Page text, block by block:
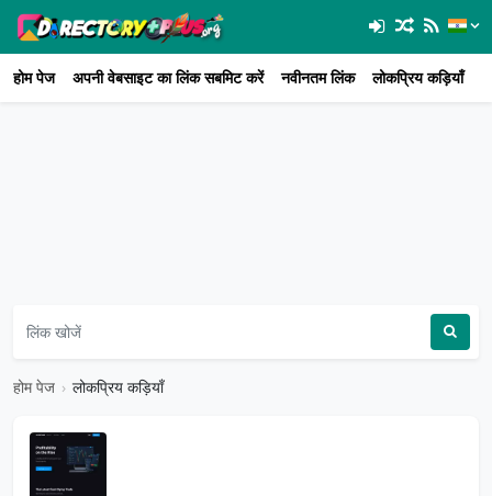
होम पेज अपनी वेबसाइट का लिंक सबमिट करें नवीनतम लिंक लोकप्रिय कड़ियाँ
होम पेज › लोकप्रिय कड़ियाँ